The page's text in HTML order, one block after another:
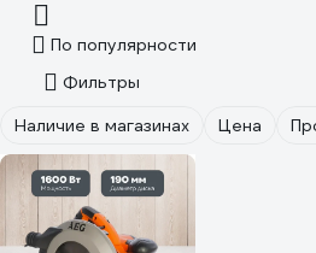
По популярности
Фильтры
Наличие в магазинах
Цена